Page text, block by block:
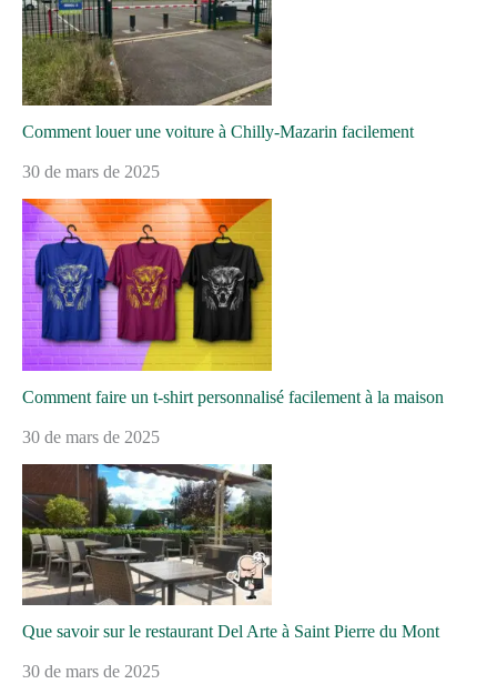
Comment louer une voiture à Chilly-Mazarin facilement
30 de mars de 2025
Comment faire un t-shirt personnalisé facilement à la maison
30 de mars de 2025
Que savoir sur le restaurant Del Arte à Saint Pierre du Mont
30 de mars de 2025